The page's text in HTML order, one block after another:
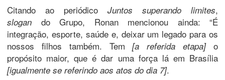
Citando ao periódico Juntos superando limites,
slogan do Grupo, Ronan mencionou ainda: “É
integração, esporte, saúde e, deixar um legado para os
nossos filhos também. Tem[a referida etapa]o
propósito maior, que é dar uma força lá em Brasília
[igualmente se referindo aos atos do dia 7].